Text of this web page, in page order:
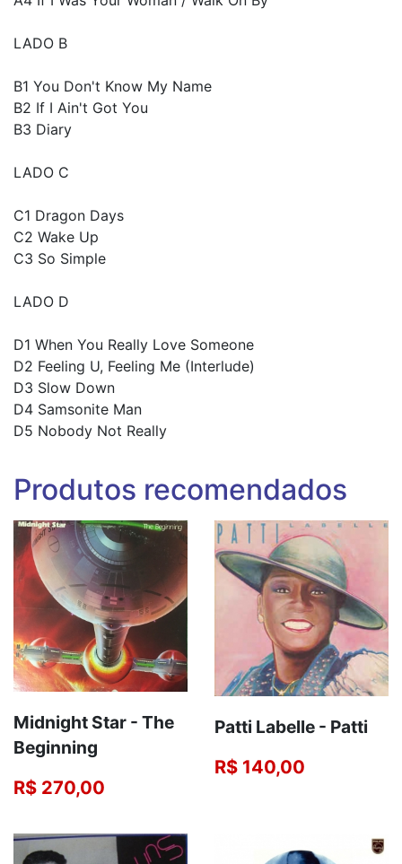
LADO B
B1 You Don't Know My Name
B2 If I Ain't Got You
B3 Diary
LADO C
C1 Dragon Days
C2 Wake Up
C3 So Simple
LADO D
D1 When You Really Love Someone
D2 Feeling U, Feeling Me (Interlude)
D3 Slow Down
D4 Samsonite Man
D5 Nobody Not Really
Produtos recomendados
Midnight Star - The
Beginning
R$ 270,00
Patti Labelle - Patti
R$ 140,00